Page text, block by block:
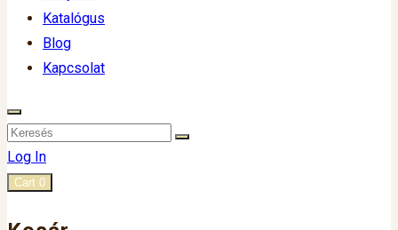
Katalógus
Blog
Kapcsolat
Log In
Cart 0